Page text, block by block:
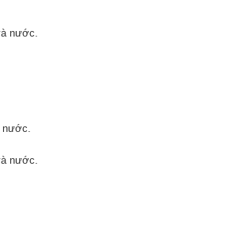
nước.
nước.